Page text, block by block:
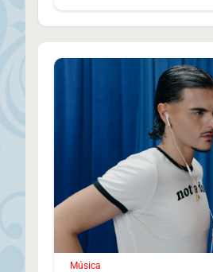
Música